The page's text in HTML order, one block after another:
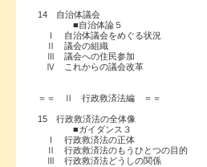
14 自治体議会
■自治体論５
Ⅰ 自治体議会をめぐる状況
Ⅱ 議会の組織
Ⅲ 議会への住民参加
Ⅳ これからの議会改革
＝＝ Ⅱ 行政救済法編 ＝＝
15 行政救済法の全体像
■ガイダンス３
Ⅰ 行政救済法の正体
Ⅱ 行政救済法のもうひとつの目的
Ⅲ 行政救済法どうしの関係